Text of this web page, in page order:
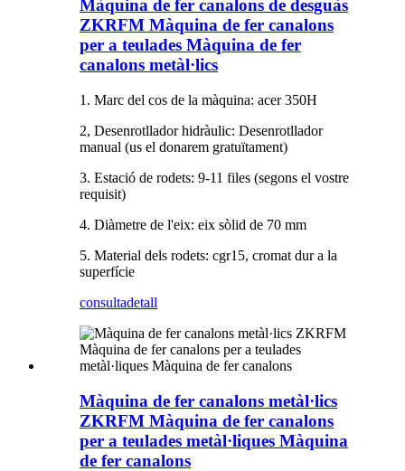
Màquina de fer canalons de desguàs
ZKRFM Màquina de fer canalons
per a teulades Màquina de fer
canalons metàl·lics
1. Marc del cos de la màquina: acer 350H
2, Desenrotllador hidràulic: Desenrotllador
manual (us el donarem gratuïtament)
3. Estació de rodets: 9-11 files (segons el vostre
requisit)
4. Diàmetre de l'eix: eix sòlid de 70 mm
5. Material dels rodets: cgr15, cromat dur a la
superfície
consultadetall
Màquina de fer canalons metàl·lics
ZKRFM Màquina de fer canalons
per a teulades metàl·liques Màquina
de fer canalons